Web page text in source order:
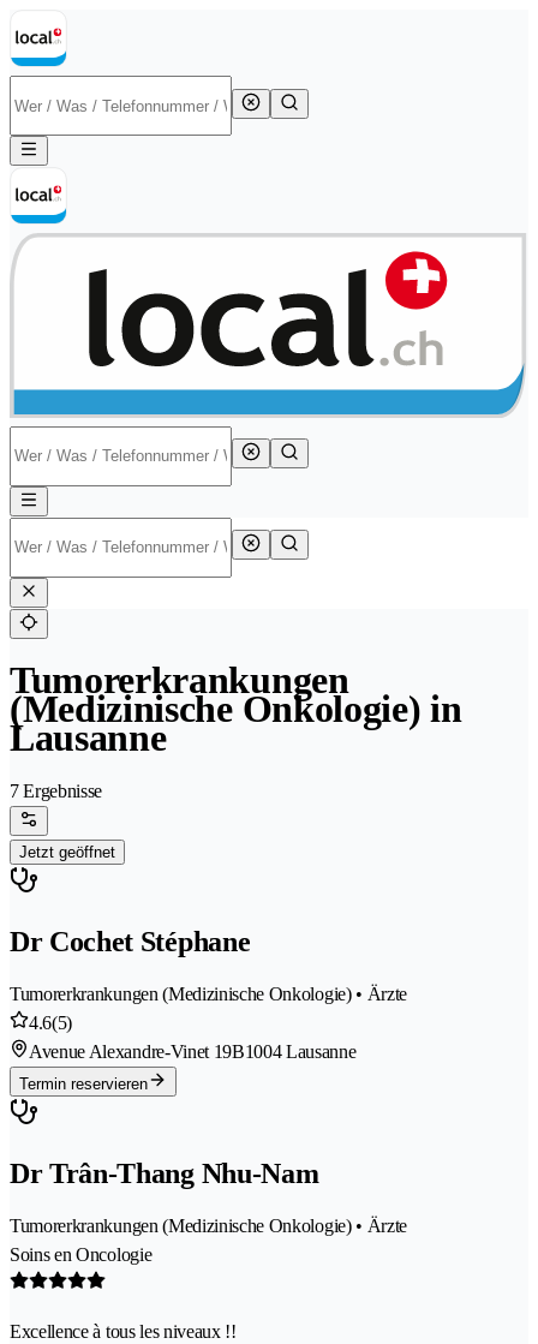
Tumorerkrankungen
(Medizinische Onkologie) in
Lausanne
7 Ergebnisse
Jetzt geöffnet
Dr Cochet Stéphane
Tumorerkrankungen (Medizinische Onkologie) • Ärzte
4.6(5)
Avenue Alexandre-Vinet 19B1004 Lausanne
Termin reservieren
Dr Trân-Thang Nhu-Nam
Tumorerkrankungen (Medizinische Onkologie) • Ärzte
Soins en Oncologie
Excellence à tous les niveaux !!